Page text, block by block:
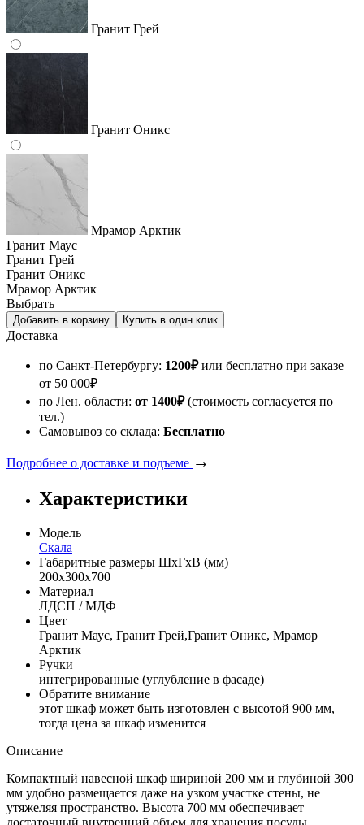
Гранит Грей
Гранит Оникс
Мрамор Арктик
Гранит Маус
Гранит Грей
Гранит Оникс
Мрамор Арктик
Выбрать
Доставка
по Санкт-Петербургу: 1200₽или бесплатно при заказе
от 50 000₽
по Лен. области: от 1400₽(стоимость согласуется по
тел.)
Самовывоз со склада: Бесплатно
Подробнее о доставке и подъеме →
Характеристики
Модель
Скала
Габаритные размеры ШхГхВ (мм)
200х300х700
Материал
ЛДСП / МДФ
Цвет
Гранит Маус, Гранит Грей,Гранит Оникс, Мрамор
Арктик
Ручки
интегрированные (углубление в фасаде)
Обратите внимание
этот шкаф может быть изготовлен с высотой 900 мм,
тогда цена за шкаф изменится
Описание
Компактный навесной шкаф шириной 200 мм и глубиной 300
мм удобно размещается даже на узком участке стены, не
утяжеляя пространство. Высота 700 мм обеспечивает
достаточный внутренний объем для хранения посуды,